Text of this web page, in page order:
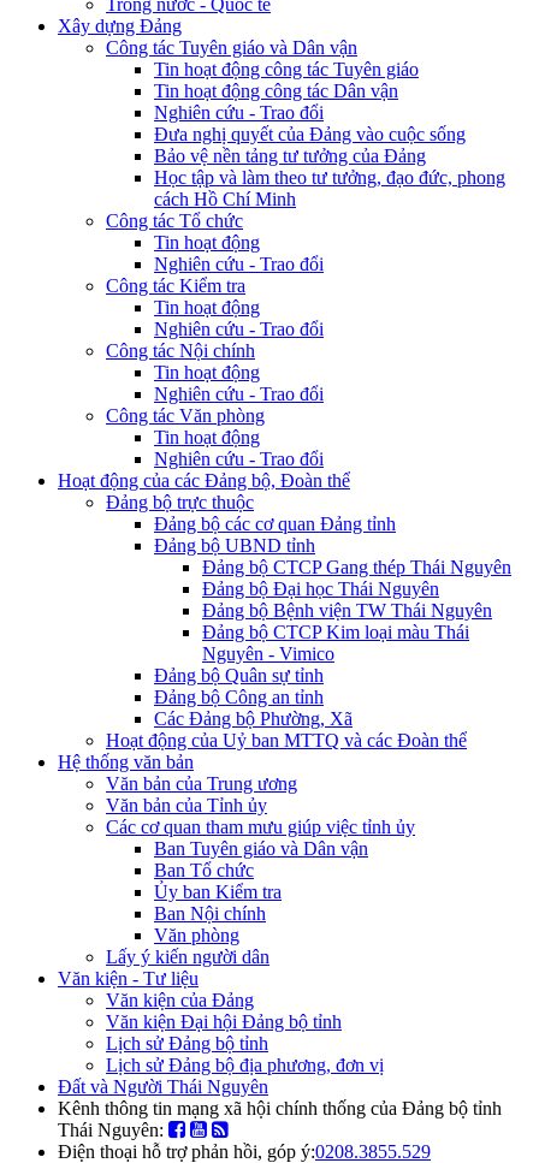
Xây dựng Đảng
Công tác Tuyên giáo và Dân vận
Tin hoạt động công tác Tuyên giáo
Tin hoạt động công tác Dân vận
Nghiên cứu - Trao đổi
Đưa nghị quyết của Đảng vào cuộc sống
Bảo vệ nền tảng tư tưởng của Đảng
Học tập và làm theo tư tưởng, đạo đức, phong
cách Hồ Chí Minh
Công tác Tổ chức
Tin hoạt động
Nghiên cứu - Trao đổi
Công tác Kiểm tra
Tin hoạt động
Nghiên cứu - Trao đổi
Công tác Nội chính
Tin hoạt động
Nghiên cứu - Trao đổi
Công tác Văn phòng
Tin hoạt động
Nghiên cứu - Trao đổi
Hoạt động của các Đảng bộ, Đoàn thể
Đảng bộ trực thuộc
Đảng bộ các cơ quan Đảng tỉnh
Đảng bộ UBND tỉnh
Đảng bộ CTCP Gang thép Thái Nguyên
Đảng bộ Đại học Thái Nguyên
Đảng bộ Bệnh viện TW Thái Nguyên
Đảng bộ CTCP Kim loại màu Thái
Nguyên - Vimico
Đảng bộ Quân sự tỉnh
Đảng bộ Công an tỉnh
Các Đảng bộ Phường, Xã
Hoạt động của Uỷ ban MTTQ và các Đoàn thể
Hệ thống văn bản
Văn bản của Trung ương
Văn bản của Tỉnh ủy
Các cơ quan tham mưu giúp việc tỉnh ủy
Ban Tuyên giáo và Dân vận
Ban Tổ chức
Ủy ban Kiểm tra
Ban Nội chính
Văn phòng
Lấy ý kiến người dân
Văn kiện - Tư liệu
Văn kiện của Đảng
Văn kiện Đại hội Đảng bộ tỉnh
Lịch sử Đảng bộ tỉnh
Lịch sử Đảng bộ địa phương, đơn vị
Đất và Người Thái Nguyên
Kênh thông tin mạng xã hội chính thống của Đảng bộ tỉnh
Thái Nguyên:
Điện thoại hỗ trợ phản hồi, góp ý:0208.3855.529